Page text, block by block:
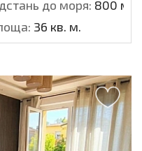
до моря: 800 м.
36 кв. м.